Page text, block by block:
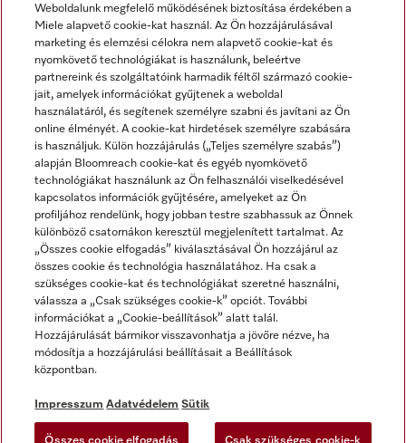
Hírlevél
Impresszum
ÁSZF
Adatvédelem
Felhasználási feltételek
Akadálymentességi Nyilatkozat
Digitális Szolgáltatásokról szóló törvény
Miele a YouTube-on
Miele a Facebookon
Miele az Instagramon
Weboldalunk megfelelő működésének biztosítása érdekében a
Miele alapvető cookie-kat használ. Az Ön hozzájárulásával
marketing és elemzési célokra nem alapvető cookie-kat és
nyomkövető technológiákat is használunk, beleértve
partnereink és szolgáltatóink harmadik féltől származó cookie-
jait, amelyek információkat gyűjtenek a weboldal
használatáról, és segítenek személyre szabni és javítani az Ön
online élményét. A cookie-kat hirdetések személyre szabására
is használjuk. Külön hozzájárulás („Teljes személyre szabás”)
alapján Bloomreach cookie-kat és egyéb nyomkövető
technológiákat használunk az Ön felhasználói viselkedésével
kapcsolatos információk gyűjtésére, amelyeket az Ön
profiljához rendelünk, hogy jobban testre szabhassuk az Önnek
különböző csatornákon keresztül megjelenített tartalmat. Az
„Összes cookie elfogadás” kiválasztásával Ön hozzájárul az
összes cookie és technológia használatához. Ha csak a
szükséges cookie-kat és technológiákat szeretné használni,
válassza a „Csak szükséges cookie-k” opciót. További
információkat a „Cookie-beállítások” alatt talál.
Hozzájárulását bármikor visszavonhatja a jövőre nézve, ha
módosítja a hozzájárulási beállításait a Beállítások
központban.
Impresszum Adatvédelem Sütik